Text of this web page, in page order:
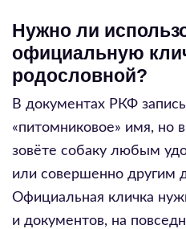
Нужно ли
официальную
родословной?
В документах РКФ
«питомниковое» имя, но
зовёте собаку любым
или совершенно
Официальная кличка
и документов, на